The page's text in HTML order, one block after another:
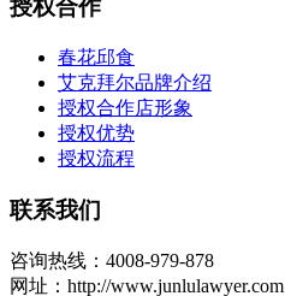
授权合作
春花邱食
艾克拜尔品牌介绍
授权合作店形象
授权优势
授权流程
联系我们
咨询热线：4008-979-878
网址：http://www.junlulawyer.com